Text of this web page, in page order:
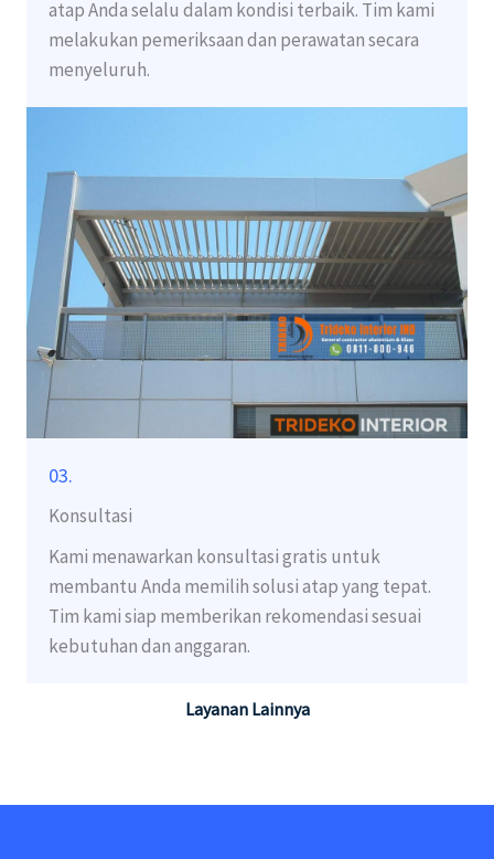
atap Anda selalu dalam kondisi terbaik. Tim kami
melakukan pemeriksaan dan perawatan secara
menyeluruh.
03.
Konsultasi
Kami menawarkan konsultasi gratis untuk
membantu Anda memilih solusi atap yang tepat.
Tim kami siap memberikan rekomendasi sesuai
kebutuhan dan anggaran.
Layanan Lainnya